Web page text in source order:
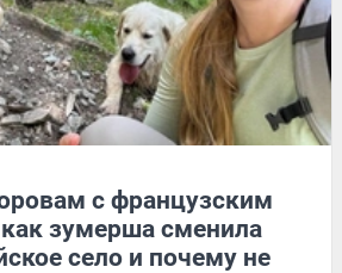
с французским
зумерша сменила
село и почему не